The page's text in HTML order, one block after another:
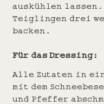
auskühlen lassen.
Teiglingen drei
backen.
Für das Dressing:
Alle Zutaten in
mit dem
und Pfeffer